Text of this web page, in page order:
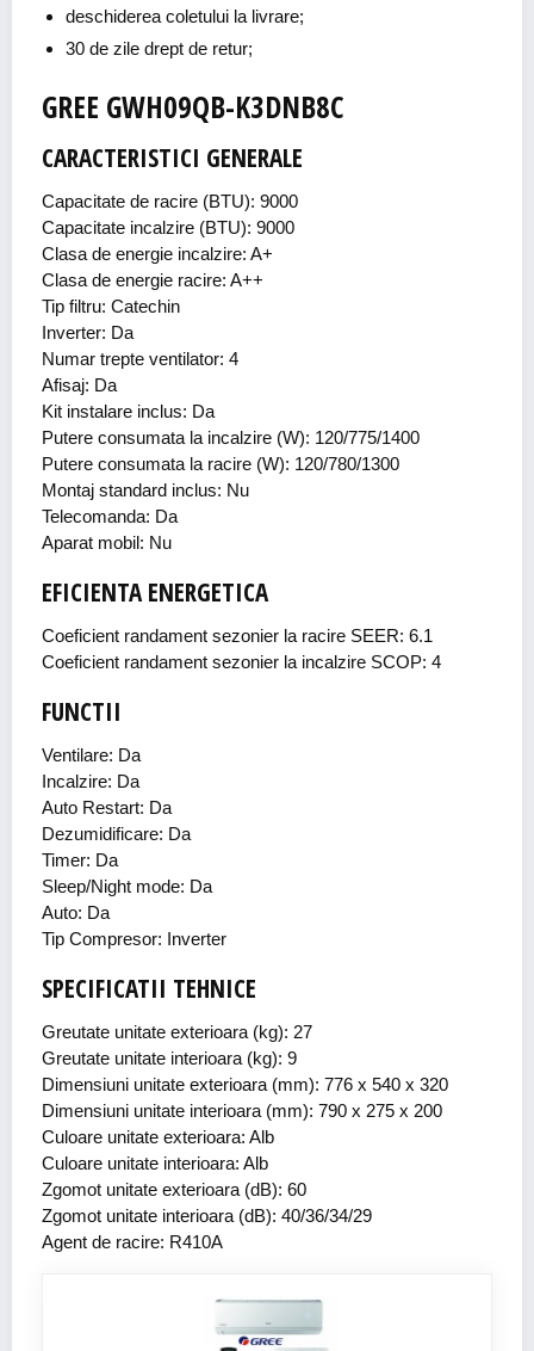
deschiderea coletului la livrare;
30 de zile drept de retur;
GREE GWH09QB-K3DNB8C
CARACTERISTICI GENERALE
Capacitate de racire (BTU): 9000
Capacitate incalzire (BTU): 9000
Clasa de energie incalzire: A+
Clasa de energie racire: A++
Tip filtru: Catechin
Inverter: Da
Numar trepte ventilator: 4
Afisaj: Da
Kit instalare inclus: Da
Putere consumata la incalzire (W): 120/775/1400
Putere consumata la racire (W): 120/780/1300
Montaj standard inclus: Nu
Telecomanda: Da
Aparat mobil: Nu
EFICIENTA ENERGETICA
Coeficient randament sezonier la racire SEER: 6.1
Coeficient randament sezonier la incalzire SCOP: 4
FUNCTII
Ventilare: Da
Incalzire: Da
Auto Restart: Da
Dezumidificare: Da
Timer: Da
Sleep/Night mode: Da
Auto: Da
Tip Compresor: Inverter
SPECIFICATII TEHNICE
Greutate unitate exterioara (kg): 27
Greutate unitate interioara (kg): 9
Dimensiuni unitate exterioara (mm): 776 x 540 x 320
Dimensiuni unitate interioara (mm): 790 x 275 x 200
Culoare unitate exterioara: Alb
Culoare unitate interioara: Alb
Zgomot unitate exterioara (dB): 60
Zgomot unitate interioara (dB): 40/36/34/29
Agent de racire: R410A